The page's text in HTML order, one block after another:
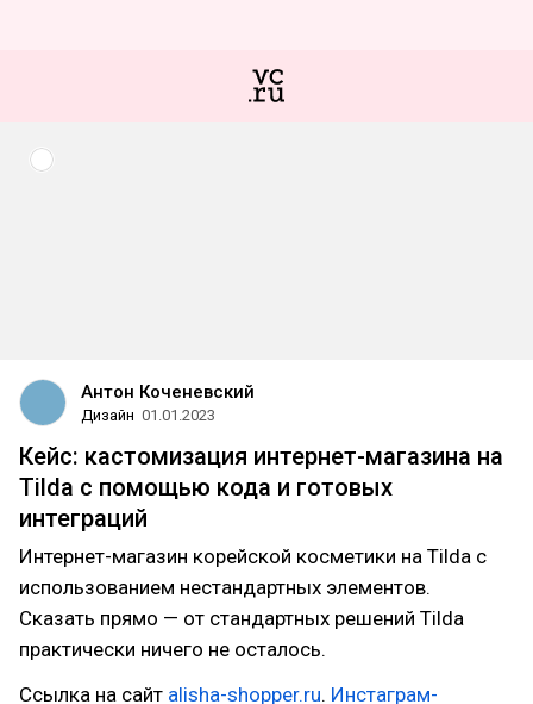
Антон Коченевский
Дизайн 01.01.2023
Кейс: кастомизация интернет-магазина на
Tilda с помощью кода и готовых
интеграций
Интернет-магазин корейской косметики на Tilda с
использованием нестандартных элементов.
Сказать прямо — от стандартных решений Tilda
практически ничего не осталось.
Ссылка на сайт alisha-shopper.ru. Инстаграм-